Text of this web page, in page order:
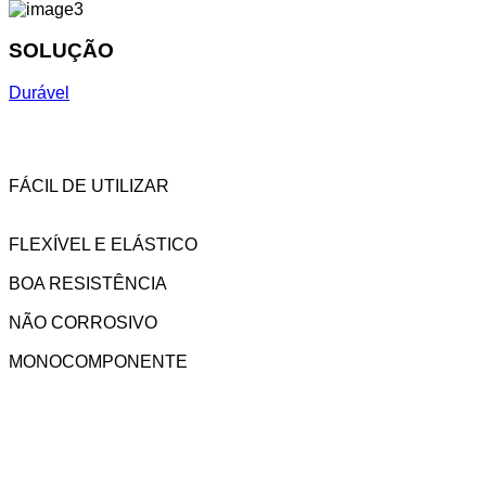
SOLUÇÃO
Durável
FÁCIL DE UTILIZAR
FLEXÍVEL E ELÁSTICO
BOA RESISTÊNCIA
NÃO CORROSIVO
MONOCOMPONENTE